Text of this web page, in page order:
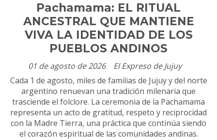
Pachamama: EL RITUAL
ANCESTRAL QUE MANTIENE
VIVA LA IDENTIDAD DE LOS
PUEBLOS ANDINOS
El Expreso de Jujuy
01 de agosto de 2026
Cada 1 de agosto, miles de familias de Jujuy y del norte
argentino renuevan una tradición milenaria que
trasciende el folclore. La ceremonia de la Pachamama
representa un acto de gratitud, respeto y reciprocidad
con la Madre Tierra, una práctica que continúa siendo
el corazón espiritual de las comunidades andinas.